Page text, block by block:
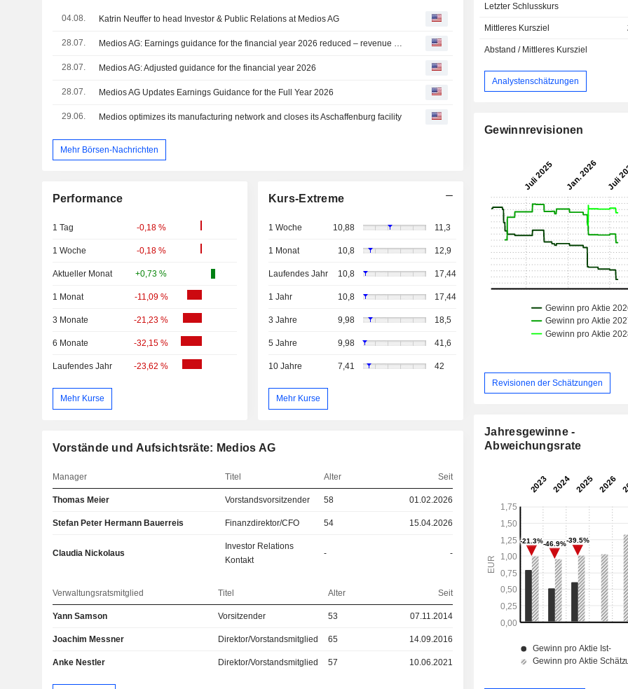
04.08. Katrin Neuffer to head Investor & Public Relations at Medios AG
28.07. Medios AG: Earnings guidance for the financial year 2026 reduced – revenue guidance raised at the same time
28.07. Medios AG: Adjusted guidance for the financial year 2026
28.07. Medios AG Updates Earnings Guidance for the Full Year 2026
29.06. Medios optimizes its manufacturing network and closes its Aschaffenburg facility
Mehr Börsen-Nachrichten
Performance
1 Tag -0,18 %
1 Woche -0,18 %
Aktueller Monat +0,73 %
1 Monat -11,09 %
3 Monate -21,23 %
6 Monate -32,15 %
Laufendes Jahr -23,62 %
Mehr Kurse
Kurs-Extreme
1 Woche 10,88 11,3
1 Monat 10,8 12,9
Laufendes Jahr 10,8 17,44
1 Jahr 10,8 17,44
3 Jahre 9,98 18,5
5 Jahre 9,98 41,6
10 Jahre 7,41 42
Mehr Kurse
Vorstände und Aufsichtsräte: Medios AG
Manager Titel Alter Seit
Thomas Meier Vorstandsvorsitzender 58 01.02.2026
Stefan Peter Hermann Bauerreis Finanzdirektor/CFO 54 15.04.2026
Claudia Nickolaus
Investor Relations
Kontakt
- -
Verwaltungsratsmitglied Titel Alter Seit
Yann Samson Vorsitzender 53 07.11.2014
Joachim Messner Direktor/Vorstandsmitglied 65 14.09.2016
Anke Nestler Direktor/Vorstandsmitglied 57 10.06.2021
Letzter Schlusskurs
Mittleres Kursziel
Abstand / Mittleres Kursziel
Analystenschätzungen
Gewinnrevisionen
Revisionen der Schätzungen
Jahresgewinne -
Abweichungsrate